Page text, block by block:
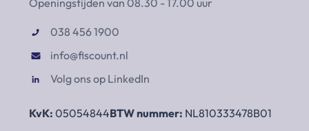
Openingstijden van 08.30 - 17.00 uur
038 456 1900
info@fiscount.nl
Volg ons op LinkedIn
KvK:05054844BTW nummer: NL810333478B01